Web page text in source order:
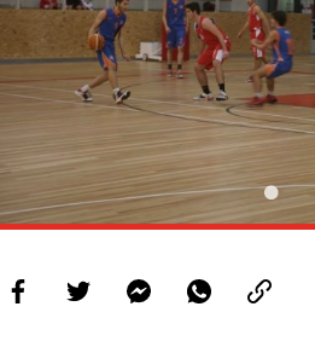
PROJETOS
LIGA BETCLIC MASCULINA
LIGA BETCLIC FEMININA